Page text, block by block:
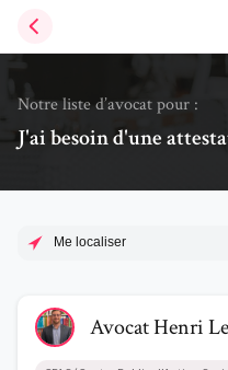
Notre liste d’avocat pour :
J'ai besoin d'une
Me localiser
Voir le profil de AvocatHenri
AvocatHenri